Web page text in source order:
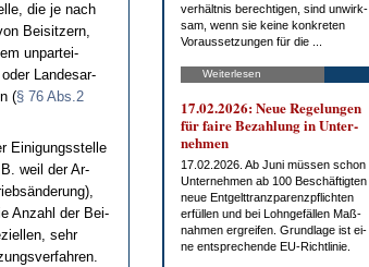
die je nach
Bei­sit­zern,
un­par­tei­
Lan­des­ar­
(§ 76 Abs.2
Ei­ni­gungs­stel­le
weil der Ar­
An­zahl der Bei­
sehr
ver­hält­nis be­rech­ti­gen, sind un­wirk­
sam, wenn sie kei­ne kon­kre­ten
Vor­aus­set­zun­gen für die ...
Weiterlesen
17.02.2026: Neue Re­ge­lun­gen
für fai­re Be­zah­lung in Un­ter­
neh­men
17.02.2026. Ab Ju­ni müs­sen schon
Un­ter­neh­men ab 100 Be­schäf­tig­ten
neue Ent­gelt­tranz­pa­renz­pflich­ten
er­fül­len und bei Lohn­ge­fäl­len Maß­
nah­men er­grei­fen. Grund­la­ge ist ei­
ne ent­spre­chen­de EU-Richt­li­nie.